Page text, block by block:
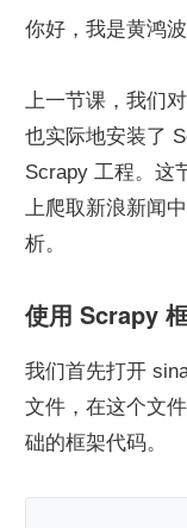
你好，我是黄鸿波
上一节课，我们
也实际地安装了
Scrapy 工程。这
上爬取新浪新闻
析。
使用 Scrapy
我们首先打开
文件，在这个文
础的框架代码。